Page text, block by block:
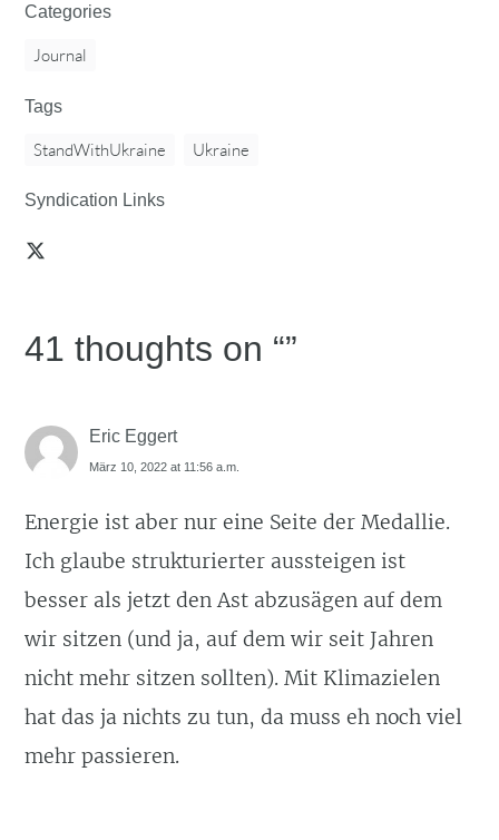
Categories
Journal
Tags
StandWithUkraine Ukraine
Syndication Links
41 thoughts on “”
Eric Eggert
März 10, 2022 at 11:56 a.m.
Energie ist aber nur eine Seite der Medallie.
Ich glaube strukturierter aussteigen ist
besser als jetzt den Ast abzusägen auf dem
wir sitzen (und ja, auf dem wir seit Jahren
nicht mehr sitzen sollten). Mit Klimazielen
hat das ja nichts zu tun, da muss eh noch viel
mehr passieren.